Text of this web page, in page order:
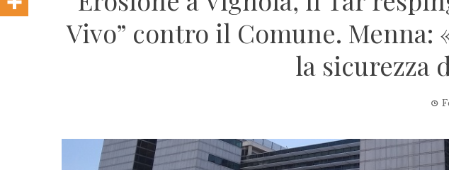
Vivo” contro il Comune. Menna:
la sicurezza